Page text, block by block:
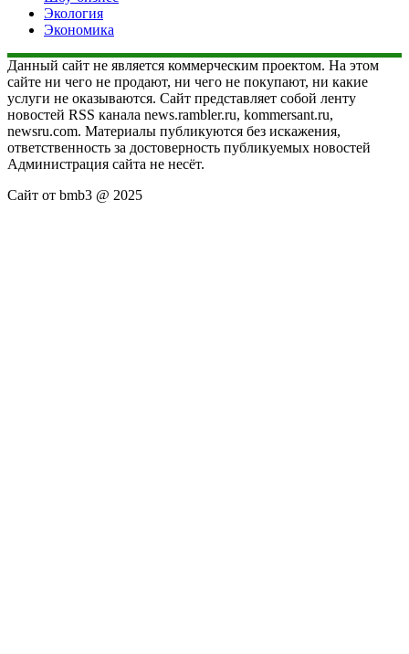
Экология
Экономика
Данный сайт не является коммерческим проектом. На этом
сайте ни чего не продают, ни чего не покупают, ни какие
услуги не оказываются. Сайт представляет собой ленту
новостей RSS канала news.rambler.ru, kommersant.ru,
newsru.com. Материалы публикуются без искажения,
ответственность за достоверность публикуемых новостей
Администрация сайта не несёт.
Сайт от bmb3 @ 2025